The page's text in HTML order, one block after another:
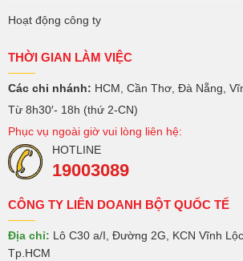
Hoạt động công ty
THỜI GIAN LÀM VIỆC
Các chi nhánh: HCM, Cần Thơ, Đà Nẵng,
Từ 8h30′- 18h (thứ 2-CN)
Phục vụ ngoài giờ vui lòng liên hệ:
HOTLINE
19003089
CÔNG TY LIÊN DOANH BỘT QUỐC TẾ
Địa chỉ: Lô C30 a/I, Đường 2G, KCN Vĩnh
Tp.HCM